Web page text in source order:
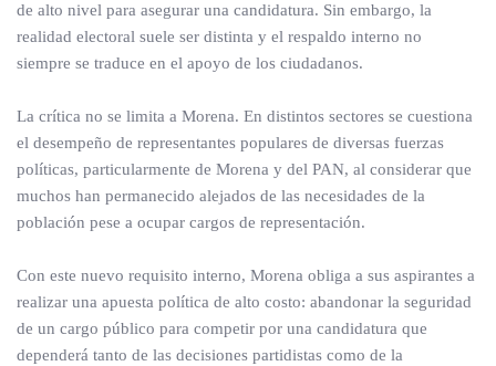
de alto nivel para asegurar una candidatura. Sin embargo, la
realidad electoral suele ser distinta y el respaldo interno no
siempre se traduce en el apoyo de los ciudadanos.
La crítica no se limita a Morena. En distintos sectores se cuestiona
el desempeño de representantes populares de diversas fuerzas
políticas, particularmente de Morena y del PAN, al considerar que
muchos han permanecido alejados de las necesidades de la
población pese a ocupar cargos de representación.
Con este nuevo requisito interno, Morena obliga a sus aspirantes a
realizar una apuesta política de alto costo: abandonar la seguridad
de un cargo público para competir por una candidatura que
dependerá tanto de las decisiones partidistas como de la